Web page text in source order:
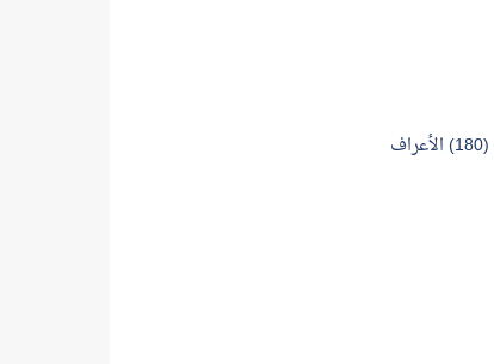
(180) الأعراف